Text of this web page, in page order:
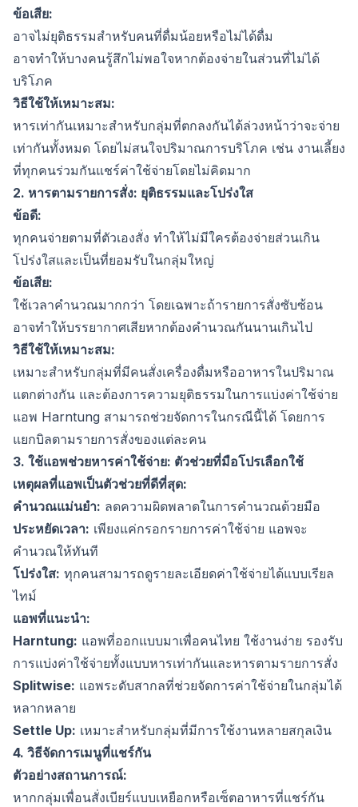
ข้อเสีย:
อาจไม่ยุติธรรมสำหรับคนที่ดื่มน้อยหรือไม่ได้ดื่ม
อาจทำให้บางคนรู้สึกไม่พอใจหากต้องจ่ายในส่วนที่ไม่ได้
บริโภค
วิธีใช้ให้เหมาะสม:
หารเท่ากันเหมาะสำหรับกลุ่มที่ตกลงกันได้ล่วงหน้าว่าจะจ่าย
เท่ากันทั้งหมด โดยไม่สนใจปริมาณการบริโภค เช่น งานเลี้ยง
ที่ทุกคนร่วมกันแชร์ค่าใช้จ่ายโดยไม่คิดมาก
2. หารตามรายการสั่ง: ยุติธรรมและโปร่งใส
ข้อดี:
ทุกคนจ่ายตามที่ตัวเองสั่ง ทำให้ไม่มีใครต้องจ่ายส่วนเกิน
โปร่งใสและเป็นที่ยอมรับในกลุ่มใหญ่
ข้อเสีย:
ใช้เวลาคำนวณมากกว่า โดยเฉพาะถ้ารายการสั่งซับซ้อน
อาจทำให้บรรยากาศเสียหากต้องคำนวณกันนานเกินไป
วิธีใช้ให้เหมาะสม:
เหมาะสำหรับกลุ่มที่มีคนสั่งเครื่องดื่มหรืออาหารในปริมาณ
แตกต่างกัน และต้องการความยุติธรรมในการแบ่งค่าใช้จ่าย
แอพ Harntung สามารถช่วยจัดการในกรณีนี้ได้ โดยการ
แยกบิลตามรายการสั่งของแต่ละคน
3. ใช้แอพช่วยหารค่าใช้จ่าย: ตัวช่วยที่มือโปรเลือกใช้
เหตุผลที่แอพเป็นตัวช่วยที่ดีที่สุด:
คำนวณแม่นยำ: ลดความผิดพลาดในการคำนวณด้วยมือ
ประหยัดเวลา: เพียงแค่กรอกรายการค่าใช้จ่าย แอพจะ
คำนวณให้ทันที
โปร่งใส: ทุกคนสามารถดูรายละเอียดค่าใช้จ่ายได้แบบเรียล
ไทม์
แอพที่แนะนำ:
Harntung: แอพที่ออกแบบมาเพื่อคนไทย ใช้งานง่าย รองรับ
การแบ่งค่าใช้จ่ายทั้งแบบหารเท่ากันและหารตามรายการสั่ง
Splitwise: แอพระดับสากลที่ช่วยจัดการค่าใช้จ่ายในกลุ่มได้
หลากหลาย
Settle Up: เหมาะสำหรับกลุ่มที่มีการใช้งานหลายสกุลเงิน
4. วิธีจัดการเมนูที่แชร์กัน
ตัวอย่างสถานการณ์:
หากกลุ่มเพื่อนสั่งเบียร์แบบเหยือกหรือเซ็ตอาหารที่แชร์กัน